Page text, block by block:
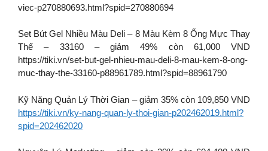
viec-p270880693.html?spid=270880694
Set Bút Gel Nhiều Màu Deli – 8 Màu Kèm 8 Ống Mực Thay
Thế – 33160 – giảm 49% còn 61,000 VND
https://tiki.vn/set-but-gel-nhieu-mau-deli-8-mau-kem-8-ong-
muc-thay-the-33160-p88961789.html?spid=88961790
Kỹ Năng Quản Lý Thời Gian – giảm 35% còn 109,850 VND
https://tiki.vn/ky-nang-quan-ly-thoi-gian-p202462019.html?
spid=202462020